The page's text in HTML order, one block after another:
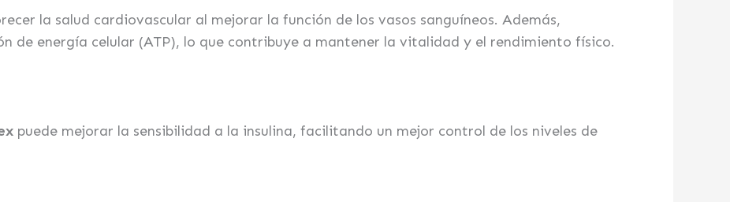
la salud cardiovascular al mejorar la función de los vasos sanguíneos. Además,
de energía celular (ATP), lo que contribuye a mantener la vitalidad y el rendimiento físico.
puede mejorar la sensibilidad a la insulina, facilitando un mejor control de los niveles de